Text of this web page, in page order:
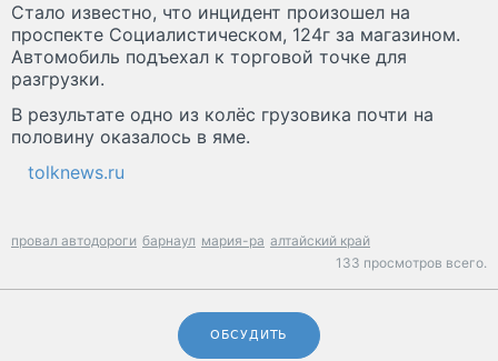
Стало известно, что инцидент произошел на
проспекте Социалистическом, 124г за магазином.
Автомобиль подъехал к торговой точке для
разгрузки.
В результате одно из колёс грузовика почти на
половину оказалось в яме.
tolknews.ru
провал автодороги барнаул мария-ра алтайский край
133 просмотров всего.
ОБСУДИТЬ